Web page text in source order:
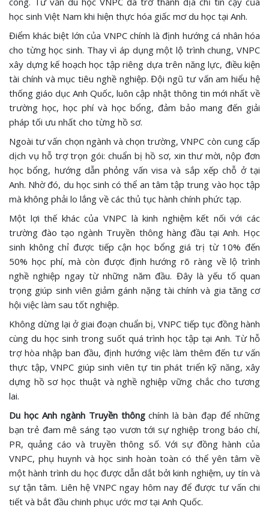
học sinh Việt Nam khi hiện thực hóa giấc mơ du học tại Anh.
Điểm khác biệt lớn của VNPC chính là định hướng cá nhân hóa
cho từng học sinh. Thay vì áp dụng một lộ trình chung, VNPC
xây dựng kế hoạch học tập riêng dựa trên năng lực, điều kiện
tài chính và mục tiêu nghề nghiệp. Đội ngũ tư vấn am hiểu hệ
thống giáo dục Anh Quốc, luôn cập nhật thông tin mới nhất về
trường học, học phí và học bổng, đảm bảo mang đến giải
pháp tối ưu nhất cho từng hồ sơ.
Ngoài tư vấn chọn ngành và chọn trường, VNPC còn cung cấp
dịch vụ hỗ trợ trọn gói: chuẩn bị hồ sơ, xin thư mời, nộp đơn
học bổng, hướng dẫn phỏng vấn visa và sắp xếp chỗ ở tại
Anh. Nhờ đó, du học sinh có thể an tâm tập trung vào học tập
mà không phải lo lắng về các thủ tục hành chính phức tạp.
Một lợi thế khác của VNPC là kinh nghiệm kết nối với các
trường đào tạo ngành Truyền thông hàng đầu tại Anh. Học
sinh không chỉ được tiếp cận học bổng giá trị từ 10% đến
50% học phí, mà còn được định hướng rõ ràng về lộ trình
nghề nghiệp ngay từ những năm đầu. Đây là yếu tố quan
trọng giúp sinh viên giảm gánh nặng tài chính và gia tăng cơ
hội việc làm sau tốt nghiệp.
Không dừng lại ở giai đoạn chuẩn bị, VNPC tiếp tục đồng hành
cùng du học sinh trong suốt quá trình học tập tại Anh. Từ hỗ
trợ hòa nhập ban đầu, định hướng việc làm thêm đến tư vấn
thực tập, VNPC giúp sinh viên tự tin phát triển kỹ năng, xây
dựng hồ sơ học thuật và nghề nghiệp vững chắc cho tương
lai.
Du học Anh ngành Truyền thôngchính là bàn đạp để những
bạn trẻ đam mê sáng tạo vươn tới sự nghiệp trong báo chí,
PR, quảng cáo và truyền thông số. Với sự đồng hành của
VNPC, phụ huynh và học sinh hoàn toàn có thể yên tâm về
một hành trình du học được dẫn dắt bởi kinh nghiệm, uy tín và
sự tận tâm. Liên hệ VNPC ngay hôm nay để được tư vấn chi
tiết và bắt đầu chinh phục ước mơ tại Anh Quốc.